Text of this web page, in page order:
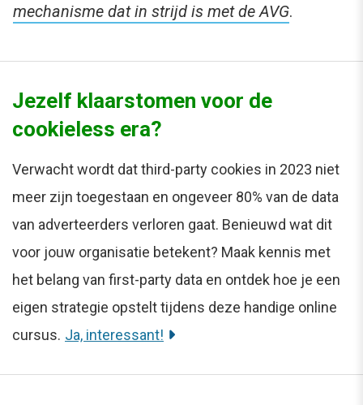
mechanisme dat in strijd is met de AVG.
Jezelf klaarstomen voor de
cookieless era?
Verwacht wordt dat third-party cookies in 2023 niet
meer zijn toegestaan en ongeveer 80% van de data
van adverteerders verloren gaat. Benieuwd wat dit
voor jouw organisatie betekent? Maak kennis met
het belang van first-party data en ontdek hoe je een
eigen strategie opstelt tijdens deze handige online
cursus. Ja, interessant!